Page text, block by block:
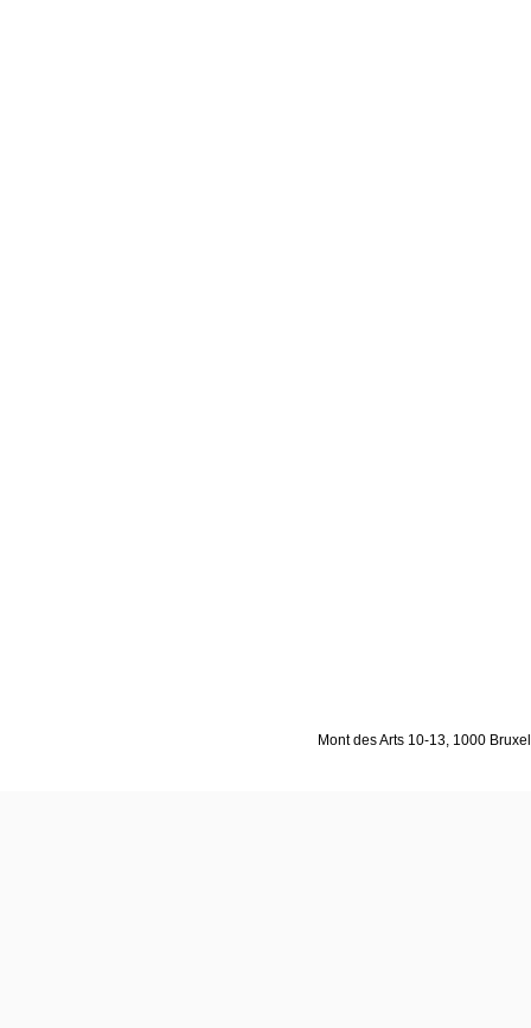
Mont des Arts 10-13, 1000